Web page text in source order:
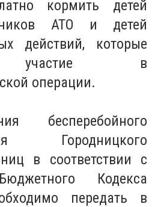
кормить детей
АТО и детей
действий, которые
участие в
операции.
бесперебойного
Городницкого
в соответствии с
Кодекса
передать в